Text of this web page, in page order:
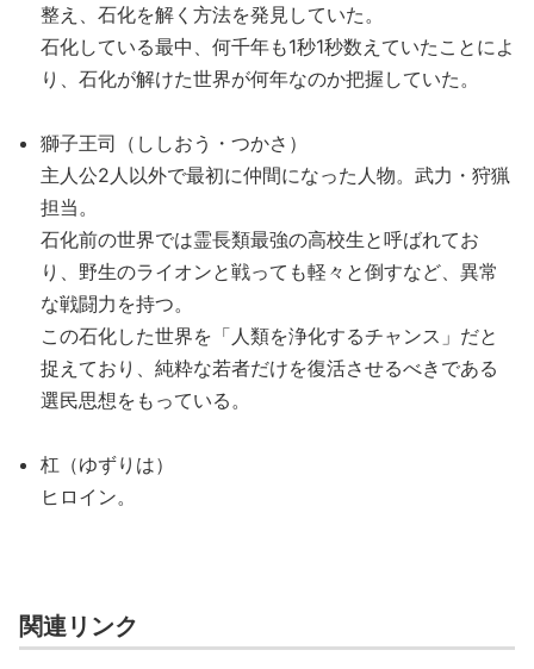
整え、石化を解く方法を発見していた。
石化している最中、何千年も1秒1秒数えていたことによ
り、石化が解けた世界が何年なのか把握していた。
獅子王司（ししおう・つかさ）
主人公2人以外で最初に仲間になった人物。武力・狩猟
担当。
石化前の世界では霊長類最強の高校生と呼ばれてお
り、野生のライオンと戦っても軽々と倒すなど、異常
な戦闘力を持つ。
この石化した世界を「人類を浄化するチャンス」だと
捉えており、純粋な若者だけを復活させるべきである
選民思想をもっている。
杠（ゆずりは）
ヒロイン。
関連リンク